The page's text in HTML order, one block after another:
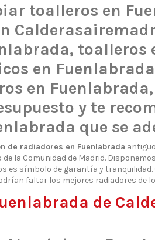
toalleros en
toalleros
en
en
y te
que se
de radiadores en Fuenlabrada
la Comunidad de Madrid.
símbolo de garantía y tranquilidad.
faltar los mejores radiadores de
de